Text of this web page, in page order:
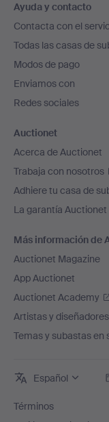
en
el
pie
de
página
Ayuda y contacto
Contacta con el
Todas las casas de
Modos de pago
Enviamos con
Redes sociales
Auctionet
Acerca de Auctionet
Trabaja con nosotros
Adhiere tu casa de
La garantía Auctionet
Más información de
Auctionet Magazine
App Auctionet
Auctionet Academy
Artistas y diseñadores
Temas y subastas en
Español
Términos